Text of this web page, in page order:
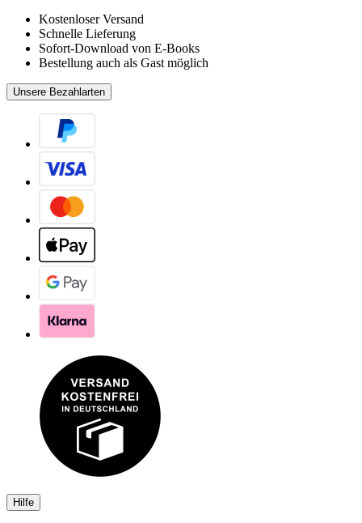
Kostenloser Versand
Schnelle Lieferung
Sofort-Download von E-Books
Bestellung auch als Gast möglich
Unsere Bezahlarten
Hilfe